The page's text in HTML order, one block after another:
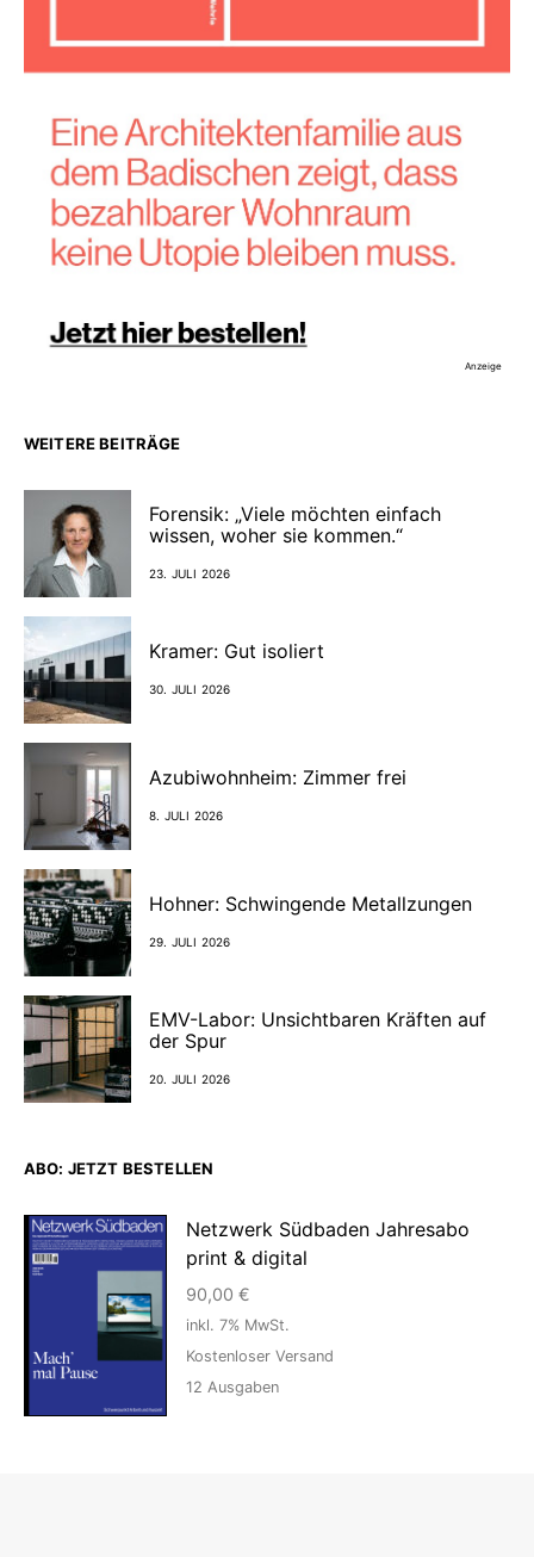
Anzeige
WEITERE BEITRÄGE
Forensik: „Viele möchten einfach
wissen, woher sie kommen.“
23. JULI 2026
Kramer: Gut isoliert
30. JULI 2026
Azubiwohnheim: Zimmer frei
8. JULI 2026
Hohner: Schwingende Metallzungen
29. JULI 2026
EMV-Labor: Unsichtbaren Kräften auf
der Spur
20. JULI 2026
ABO: JETZT BESTELLEN
Netzwerk Südbaden Jahresabo
print & digital
90,00 €
inkl. 7% MwSt.
Kostenloser Versand
12 Ausgaben